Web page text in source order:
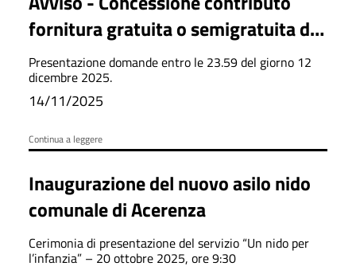
fornitura gratuita o semigratuita dei
libri di testo 2025-2026
Presentazione domande entro le 23.59 del giorno 12
dicembre 2025.
14/11/2025
Continua a leggere
Inaugurazione del nuovo asilo nido
comunale di Acerenza
Cerimonia di presentazione del servizio “Un nido per
l’infanzia” – 20 ottobre 2025, ore 9:30